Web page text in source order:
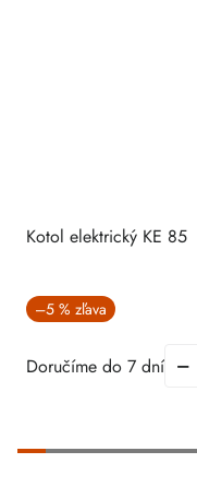
Kotol elektrický KE 85
–5 %
Doručíme do 7 dní